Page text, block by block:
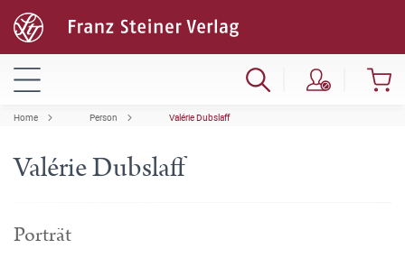
Home Person Valérie Dubslaff
Valérie Dubslaff
Porträt